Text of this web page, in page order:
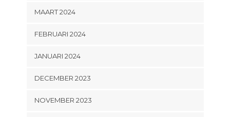
MAART 2024
FEBRUARI 2024
JANUARI 2024
DECEMBER 2023
NOVEMBER 2023